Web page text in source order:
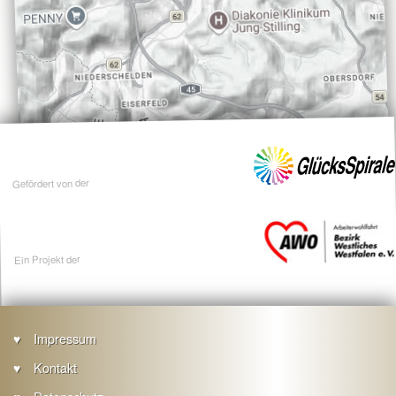
Gefördert von der
Ein Projekt der
Footer
Impressum
Kontakt